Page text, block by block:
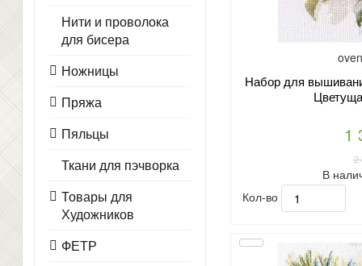
Нити и проволока
для бисера
Ножницы
Пряжа
Пяльцы
Ткани для пэчворка
Товары для
Художников
ФЕТР
Набор для
1
2
В
Кол-во